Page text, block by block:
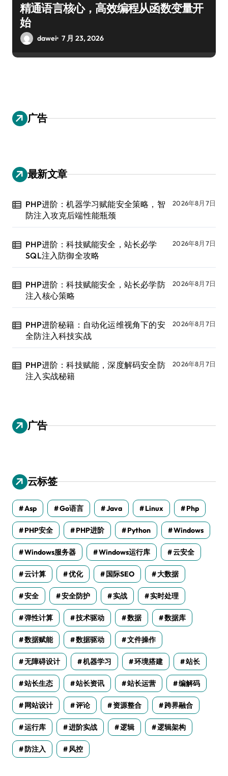
精通语言核心，高效编程从函数变量开
始
dawei 7 月 23, 2026
广告
最新文章
PHP进阶：机器学习赋能安全策略，智
防注入攻克后端性能瓶颈
2026年8月7日
PHP进阶：科技赋能安全，站长必学
SQL注入防御全攻略
2026年8月7日
PHP进阶：科技赋能安全，站长必学防
注入核心策略
2026年8月7日
PHP进阶秘籍：自动化运维视角下的安
全防注入科技实战
2026年8月7日
PHP进阶：科技赋能，深度解码安全防
注入实战秘籍
2026年8月7日
广告
云标签
Asp Go语言 Java Linux Php
PHP安全 PHP进阶 Python Windows
Windows服务器 Windows运行库 云安全
云计算 优化 国际SEO 大数据
安全 安全防护 实战 实时处理
弹性计算 技术驱动 数据 数据库
数据赋能 数据驱动 文件操作
无障碍设计 机器学习 环境搭建 站长
站长生态 站长资讯 站长运营 编解码
网站设计 评论 资源整合 跨界融合
运行库 进阶实战 逻辑 逻辑架构
防注入 风控